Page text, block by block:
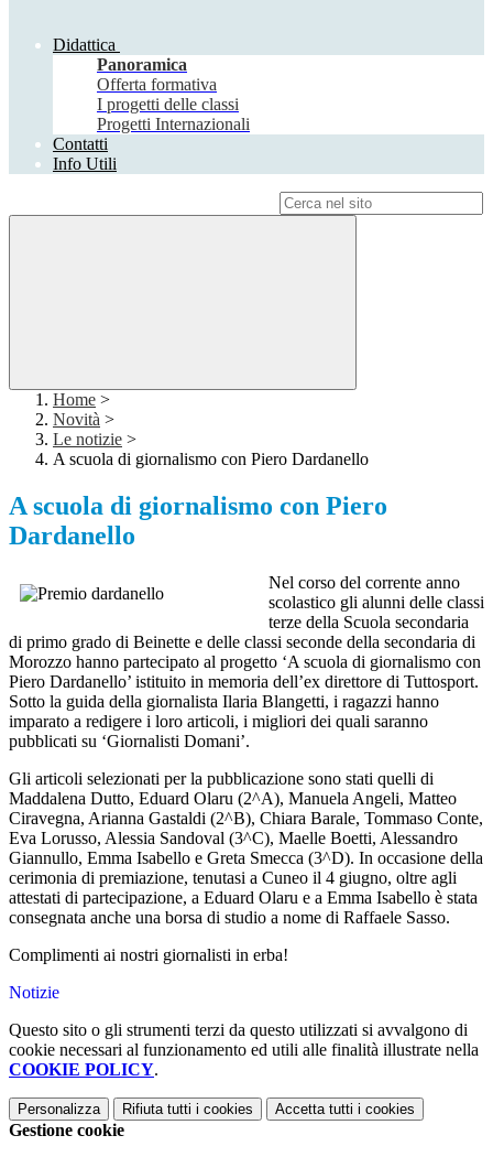
Didattica
Panoramica
Offerta formativa
I progetti delle classi
Progetti Internazionali
Contatti
Info Utili
Home >
Novità >
Le notizie >
A scuola di giornalismo con Piero Dardanello
A scuola di giornalismo con Piero
Dardanello
Nel corso del corrente anno
scolastico gli alunni delle classi
terze della Scuola secondaria
di primo grado di Beinette e delle classi seconde della secondaria di
Morozzo hanno partecipato al progetto ‘A scuola di giornalismo con
Piero Dardanello’ istituito in memoria dell’ex direttore di Tuttosport.
Sotto la guida della giornalista Ilaria Blangetti, i ragazzi hanno
imparato a redigere i loro articoli, i migliori dei quali saranno
pubblicati su ‘Giornalisti Domani’.
Gli articoli selezionati per la pubblicazione sono stati quelli di
Maddalena Dutto, Eduard Olaru (2^A), Manuela Angeli, Matteo
Ciravegna, Arianna Gastaldi (2^B), Chiara Barale, Tommaso Conte,
Eva Lorusso, Alessia Sandoval (3^C), Maelle Boetti, Alessandro
Giannullo, Emma Isabello e Greta Smecca (3^D). In occasione della
cerimonia di premiazione, tenutasi a Cuneo il 4 giugno, oltre agli
attestati di partecipazione, a Eduard Olaru e a Emma Isabello è stata
consegnata anche una borsa di studio a nome di Raffaele Sasso.
Complimenti ai nostri giornalisti in erba!
Notizie
Questo sito o gli strumenti terzi da questo utilizzati si avvalgono di
cookie necessari al funzionamento ed utili alle finalità illustrate nella
COOKIE POLICY.
Personalizza Rifiuta tutti i cookies Accetta tutti i cookies
Gestione cookie